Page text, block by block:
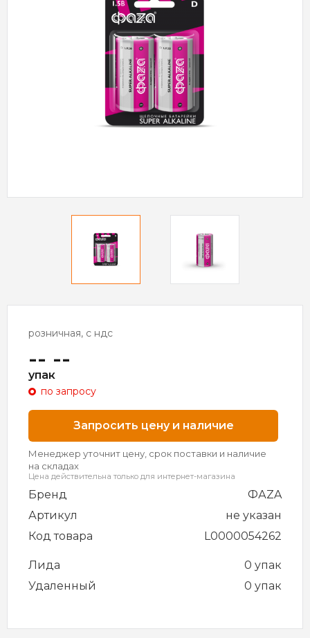
розничная, с ндс
-- --
упак
по запросу
Запросить цену и наличие
Менеджер уточнит цену, срок поставки и наличие
на складах
Цена действительна только для интернет-магазина
Бренд
ФАZA
Артикул
не указан
Код товара
L0000054262
Лида
0 упак
Удаленный
0 упак